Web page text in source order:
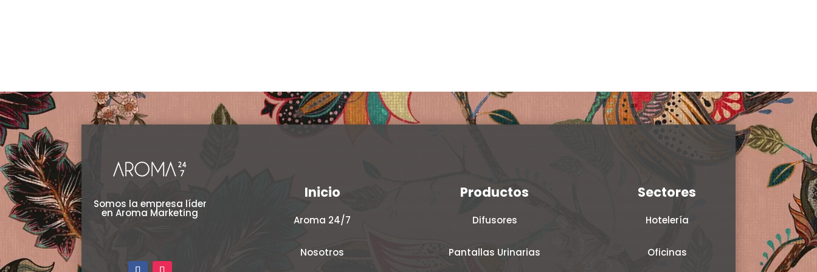
Somos la empresa líder
en Aroma Marketing
Inicio
Aroma 24/7
Nosotros
Productos
Difusores
Pantallas Urinarias
Sectores
Hotelería
Oficinas